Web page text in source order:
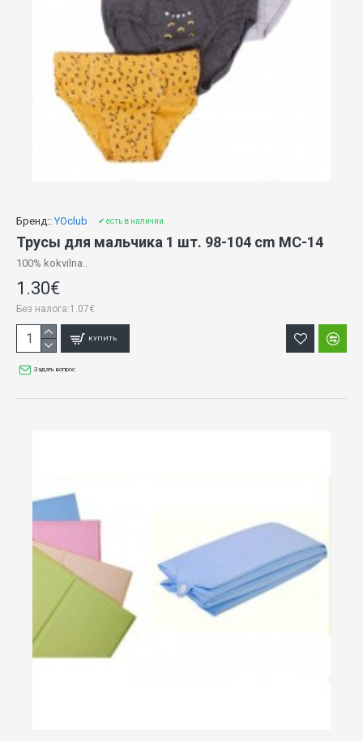
Бренд:: YOclub ✔ есть в наличии
Трусы для мальчика 1 шт. 98-104 cm MC-14
100% kokvilna..
1.30€
Без налога:1.07€
КУПИТЬ
Задать вопрос